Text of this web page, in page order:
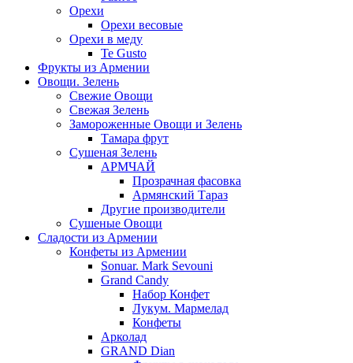
Орехи
Орехи весовые
Орехи в меду
Te Gusto
Фрукты из Армении
Овощи. Зелень
Свежие Овощи
Свежая Зелень
Замороженные Овощи и Зелень
Тамара фрут
Сушеная Зелень
АРМЧАЙ
Прозрачная фасовка
Армянский Тараз
Другие производители
Сушеные Овощи
Сладости из Армении
Конфеты из Армении
Sonuar. Mark Sevouni
Grand Candy
Набор Конфет
Лукум. Мармелад
Конфеты
Арколад
GRAND Dian